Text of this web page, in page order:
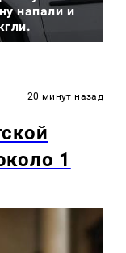
напали и
20 минут назад
1